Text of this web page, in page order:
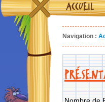
ACCUEIL
Navigation :